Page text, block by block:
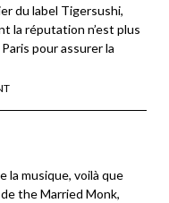
du label Tigersushi,
la réputation n’est plus
pour assurer la
la musique, voilà que
the Married Monk,